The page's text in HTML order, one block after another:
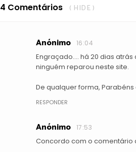
4 Comentários ( HIDE )
Anónimo 16:04
Engraçado.... há 20 dias
ninguém reparou neste site.
De qualquer forma,
RESPONDER
Anónimo 17:53
Concordo com o comentário